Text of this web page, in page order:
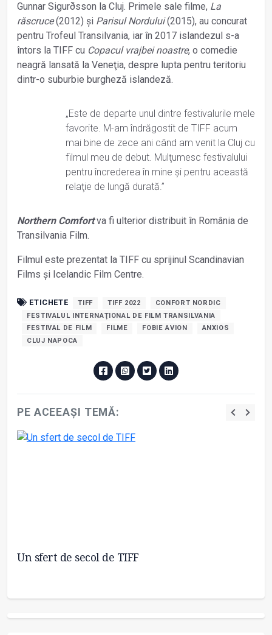
Gunnar Sigurðsson la Cluj. Primele sale filme, La
răscruce(2012) şi Parisul Nordului(2015), au concurat
pentru Trofeul Transilvania, iar în 2017 islandezul s-a
întors la TIFF cu Copacul vrajbei noastre, o comedie
neagră lansată la Veneţia, despre lupta pentru teritoriu
dintr-o suburbie burgheză islandeză.
„Este de departe unul dintre festivalurile mele
favorite. M-am îndrăgostit de TIFF acum
mai bine de zece ani când am venit la Cluj cu
filmul meu de debut. Mulţumesc festivalului
pentru încrederea în mine şi pentru această
relaţie de lungă durată.”
Northern Comfort va fi ulterior distribuit în România de
Transilvania Film.
Filmul este prezentat la TIFF cu sprijinul Scandinavian
Films şi Icelandic Film Centre.
ETICHETE TIFF TIFF 2022
CONFORT NORDIC
FESTIVALUL INTERNAŢIONAL DE FILM TRANSILVANIA
FESTIVAL DE FILM
FILME FOBIE AVION
ANXIOS
CLUJ NAPOCA
PE ACEEAȘI TEMĂ:
Un sfert de secol de TIFF